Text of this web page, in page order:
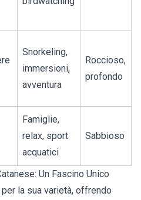
Snorkeling,
immersioni,
avventura
Roccioso,
profondo
Famiglie,
relax, sport
acquatici
Sabbioso
Un Fascino Unico
la sua varietà, offrendo